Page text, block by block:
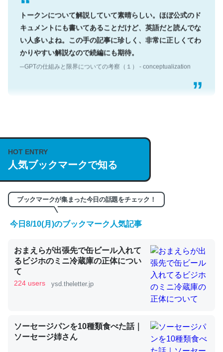
トークンについて解説していて素晴らしい。ほぼ公式のド
キュメントにも書いてあることだけど、英語だと読んでな
い人多いよね。この手の記事に珍しく、非常に正しくてわ
かりやすい解説なので続編にも期待。
─GPTの仕組みと限界についての考察（１） - conceptualization
説してる記事が少ないので貴重な良記事。/続編来た
https://isobe324649.hatenablog.com/entry/2023/03/27
/064121
─GPTの仕組みと限界についての考察（１） - conceptualization
くらい。小説でいう「ずっと前の伏線」は回収されないけ
ど、短期記憶というには多い分量。進化すればするほど分
かりやすく強くなりそう
─GPTの仕組みと限界についての考察（１） - conceptualization
HOT ENTRY
人気ブックマークで知る
ブックマークが集まった今日の話題をチェック！
今日8/10(月)のブックマーク人気記事
おまえらが出張先で缶ビール入れて
るビジホのミニ冷蔵庫の正体につい
て
224 users ysd.theletter.jp
ソーセージパンを10種類食べた話｜
ソーセージ姉さん